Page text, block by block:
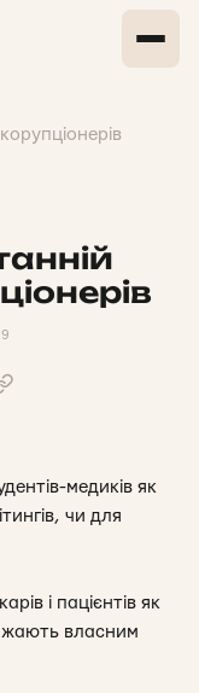
медиків як
чи для
і пацієнтів як
власним